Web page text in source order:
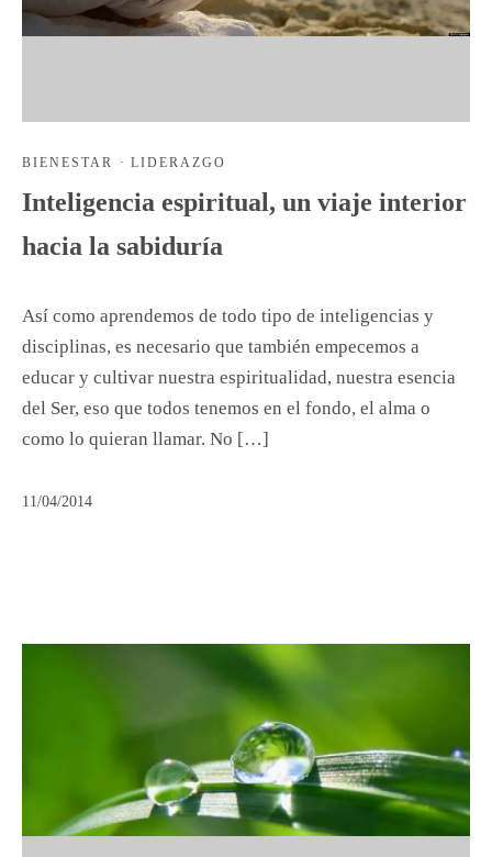
BIENESTAR · LIDERAZGO
Inteligencia espiritual, un viaje interior
hacia la sabiduría
Así como aprendemos de todo tipo de inteligencias y
disciplinas, es necesario que también empecemos a
educar y cultivar nuestra espiritualidad, nuestra esencia
del Ser, eso que todos tenemos en el fondo, el alma o
como lo quieran llamar. No […]
11/04/2014